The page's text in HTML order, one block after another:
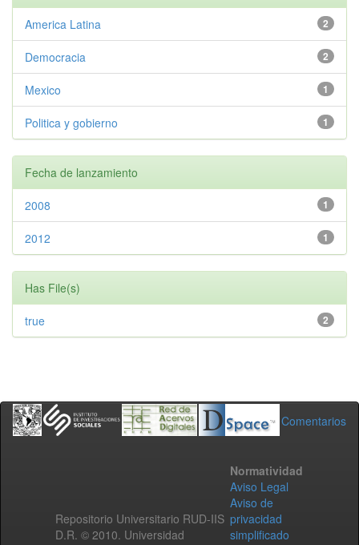
2
America Latina
2
Democracia
1
Mexico
1
Politica y gobierno
Fecha de lanzamiento
1
2008
1
2012
Has File(s)
2
true
Comentarios
Repositorio Universitario RUD-IIS
D.R. © 2010. Universidad
Normatividad
Aviso Legal
Aviso de
privacidad
simplificado